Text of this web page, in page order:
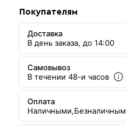
Покупателям
Доставка
В день заказа, до 14:00
Самовывоз
В течении 48-и часов
Оплата
Наличными,Безналичным